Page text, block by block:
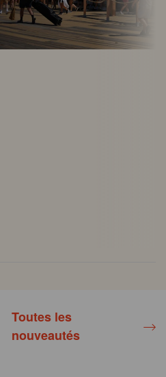
Toutes les
nouveautés